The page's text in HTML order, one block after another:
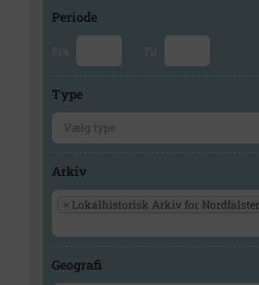
Periode
Fra Til
Type
Arkiv
× Lokalhistorisk Arkiv for Nordfalster
Geografi